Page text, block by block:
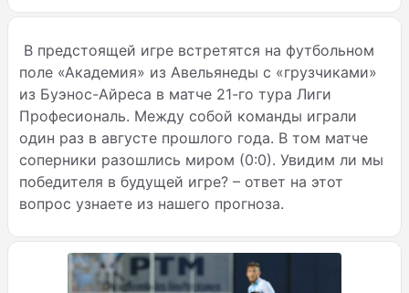
В предстоящей игре встретятся на футбольном
поле «Академия» из Авельянеды с «грузчиками»
из Буэнос-Айреса в матче 21-го тура Лиги
Професиональ. Между собой команды играли
один раз в августе прошлого года. В том матче
соперники разошлись миром (0:0). Увидим ли мы
победителя в будущей игре? – ответ на этот
вопрос узнаете из нашего прогноза.